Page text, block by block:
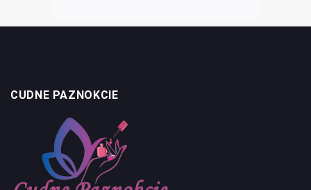
CUDNE PAZNOKCIE